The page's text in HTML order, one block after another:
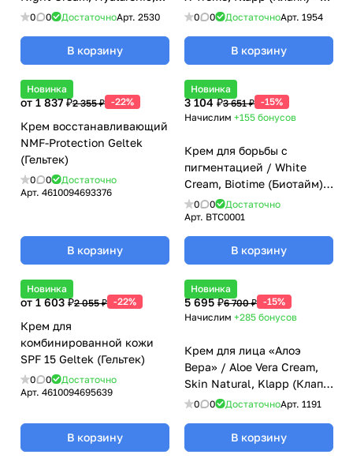
Klapp (Клапп) - 50 мл
0 0 ДостаточноАрт. 2530
В корзину
мл
0 0 ДостаточноАрт. 1954
В корзину
Новинка
от 1 837 ₽2 355 ₽ -22%
Крем восстанавливающий
NMF-Protection Geltek
(Гельтек)
0 0
Достаточно
Арт. 4610094693376
В корзину
Новинка
3 104 ₽3 651 ₽ -15%
Начислим +155 бонусов
Крем для борьбы с
пигментацией / White
Cream, Biotime (Биотайм) -
50 мл
0 0
Достаточно
Арт. BTC0001
В корзину
Новинка
от 1 603 ₽2 055 ₽ -22%
Крем для
комбинированной кожи
SPF 15 Geltek (Гельтек)
0 0
Достаточно
Арт. 4610094695639
В корзину
Новинка
5 695 ₽6 700 ₽ -15%
Начислим +285 бонусов
Крем для лица «Алоэ
Вера» / Aloe Vera Cream,
Skin Natural, Klapp (Клапп)
- 50 мл
0 0 ДостаточноАрт. 1191
В корзину